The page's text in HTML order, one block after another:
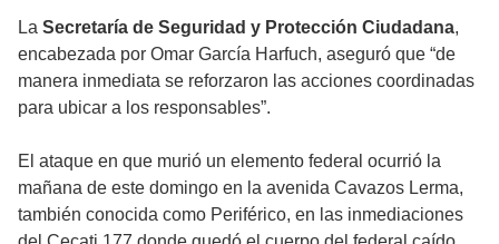
La Secretaría de Seguridad y Protección Ciudadana,
encabezada por Omar García Harfuch, aseguró que “de
manera inmediata se reforzaron las acciones coordinadas
para ubicar a los responsables”.
El ataque en que murió un elemento federal ocurrió la
mañana de este domingo en la avenida Cavazos Lerma,
también conocida como Periférico, en las inmediaciones